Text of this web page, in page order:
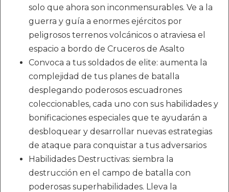
solo que ahora son inconmensurables. Ve a la
guerra y guía a enormes ejércitos por
peligrosos terrenos volcánicos o atraviesa el
espacio a bordo de Cruceros de Asalto
Convoca a tus soldados de elite: aumenta la
complejidad de tus planes de batalla
desplegando poderosos escuadrones
coleccionables, cada uno con sus habilidades y
bonificaciones especiales que te ayudarán a
desbloquear y desarrollar nuevas estrategias
de ataque para conquistar a tus adversarios
Habilidades Destructivas: siembra la
destrucción en el campo de batalla con
poderosas superhabilidades. Lleva la